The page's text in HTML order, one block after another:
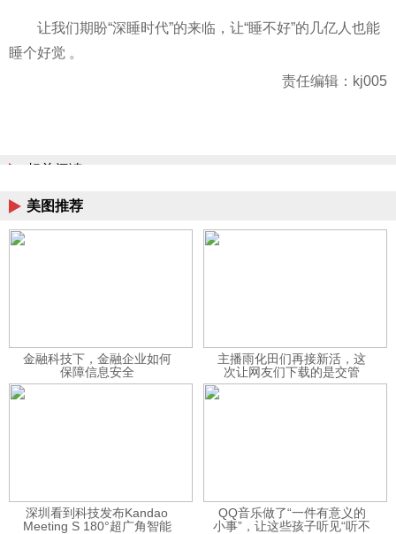
让我们期盼“深睡时代”的来临，让“睡不好”的几亿人也能
睡个好觉 。
责任编辑：kj005
相关阅读
美图推荐
金融科技下，金融企业如何
保障信息安全
主播雨化田们再接新活，这
次让网友们下载的是交管
12123APP
深圳看到科技发布Kandao
Meeting S 180°超广角智能
QQ音乐做了“一件有意义的
小事”，让这些孩子听见“听不